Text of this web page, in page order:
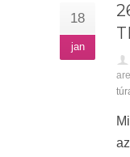
18
jan